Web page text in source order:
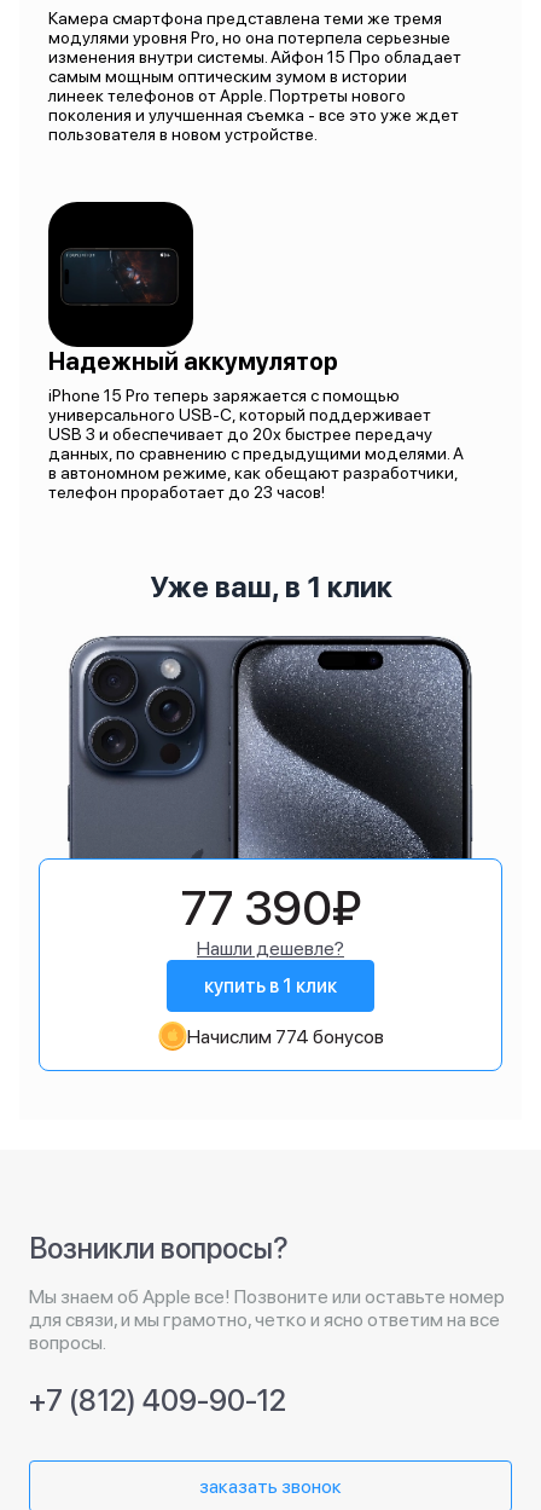
Камера смартфона представлена теми же тремя
модулями уровня Pro, но она потерпела серьезные
изменения внутри системы. Айфон 15 Про обладает
самым мощным оптическим зумом в истории
линеек телефонов от Apple. Портреты нового
поколения и улучшенная съемка - все это уже ждет
пользователя в новом устройстве.
Надежный аккумулятор
iPhone 15 Pro теперь заряжается с помощью
универсального USB-C, который поддерживает
USB 3 и обеспечивает до 20х быстрее передачу
данных, по сравнению с предыдущими моделями. А
в автономном режиме, как обещают разработчики,
телефон проработает до 23 часов!
Уже ваш, в 1 клик
77 390₽
Нашли дешевле?
купить в 1 клик
Начислим 774 бонусов
Возникли вопросы?
Мы знаем об Apple все! Позвоните или оставьте номер
для связи, и мы грамотно, четко и ясно ответим на все
вопросы.
+7 (812) 409-90-12
заказать звонок